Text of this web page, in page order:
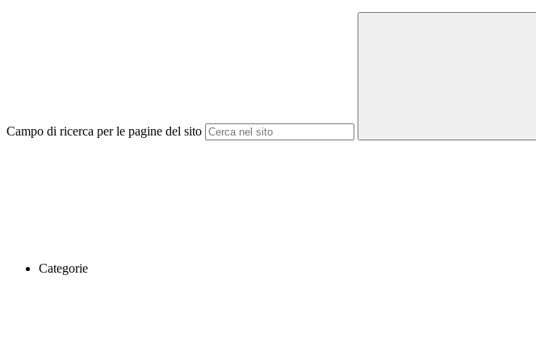
Campo di ricerca per le pagine del sito
Categorie